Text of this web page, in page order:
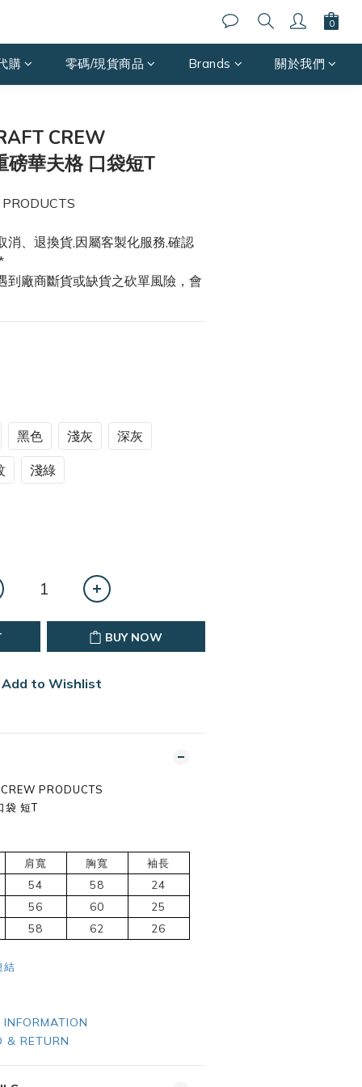
購 零碼/現貨商品 Brands 關於我們
CREW
磅華夫格 口袋短T
消、退換貨,因屬客製化服務,確認
到廠商斷貨或缺貨之砍單風險，會
黑色 淺灰 深灰
淺綠
BUY NOW
Add to Wishlist
PRODUCTS
袋 短T
肩寬 胸寬
袖長
54 58
24
56 60
25
58 62 26
結
& RETURN